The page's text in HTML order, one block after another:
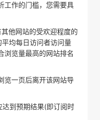
工作的门槛，您需要具
他网站的受欢迎程度的
均每日访问者访问量
浏览量最高的网站排名
览一页后离开该网站导
到预期结果(即订阅时